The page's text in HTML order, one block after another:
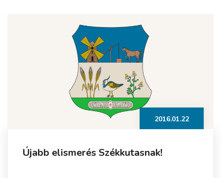
2016.01.22
Újabb elismerés Székkutasnak!